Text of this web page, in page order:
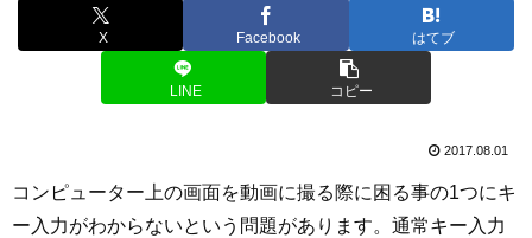
X Facebook はてブ
LINE コピー
2017.08.01
コンピューター上の画面を動画に撮る際に困る事の1つにキ
ー入力がわからないという問題があります。通常キー入力